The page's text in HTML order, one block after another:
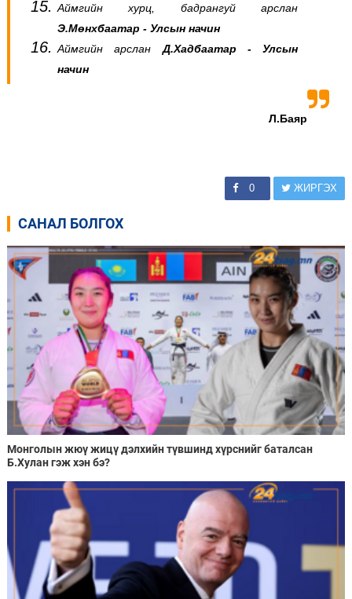
Аймгийн хурц, бадрангуй арслан
Э.Мөнхбаатар - Улсын начин
Аймгийн арсланД.Хадбаатар - Улсын
начин
Л.Баяр
0 ЖИРГЭХ
САНАЛ БОЛГОХ
Монголын жюү жицү дэлхийн түвшинд хүрснийг баталсан
Б.Хулан гэж хэн бэ?